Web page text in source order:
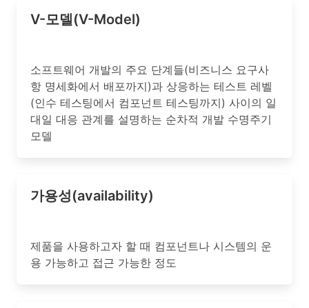
V-모델(V-Model)
소프트웨어 개발의 주요 단계들(비즈니스 요구사
항 명세화에서 배포까지)과 상응하는 테스트 레벨
(인수 테스팅에서 컴포넌트 테스팅까지) 사이의 일
대일 대응 관계를 설명하는 순차적 개발 수명주기
모델
가용성(availability)
제품을 사용하고자 할 때 컴포넌트나 시스템의 운
용 가능하고 접근 가능한 정도